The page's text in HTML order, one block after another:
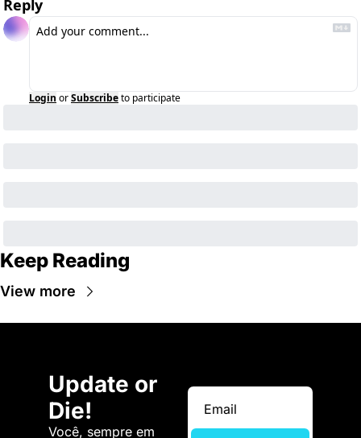
Reply
Login orSubscribeto participate
Keep Reading
View more
Update or
Die!
Você, sempre em